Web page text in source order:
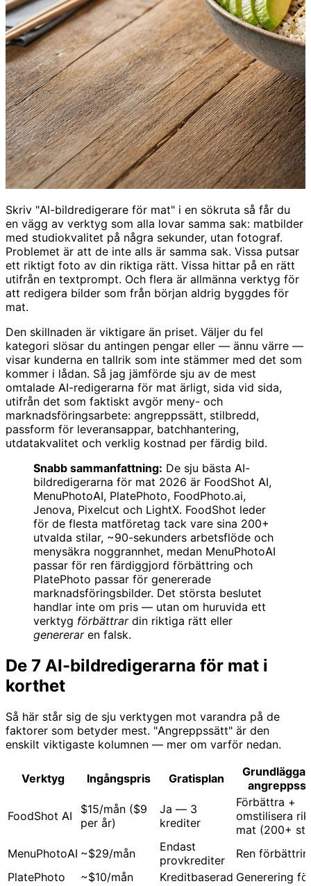
Skriv "AI-bildredigerare för mat" i en sökruta så får du
en vägg av verktyg som alla lovar samma sak: matbilder
med studiokvalitet på några sekunder, utan fotograf.
Problemet är att de inte alls är samma sak. Vissa putsar
ett riktigt foto av din riktiga rätt. Vissa hittar på en rätt
utifrån en textprompt. Och flera är allmänna verktyg för
att redigera bilder som från början aldrig byggdes för
mat.
Den skillnaden är viktigare än priset. Väljer du fel
kategori slösar du antingen pengar eller — ännu värre —
visar kunderna en tallrik som inte stämmer med det som
kommer i lådan. Så jag jämförde sju av de mest
omtalade AI-redigerarna för mat ärligt, sida vid sida,
utifrån det som faktiskt avgör meny- och
marknadsföringsarbete: angreppssätt, stilbredd,
passform för leveransappar, batchhantering,
utdatakvalitet och verklig kostnad per färdig bild.
Snabb sammanfattning: De sju bästa AI-
bildredigerarna för mat 2026 är FoodShot AI,
MenuPhotoAI, PlatePhoto, FoodPhoto.ai,
Jenova, Pixelcut och LightX. FoodShot leder
för de flesta matföretag tack vare sina 200+
utvalda stilar, ~90-sekunders arbetsflöde och
menysäkra noggrannhet, medan MenuPhotoAI
passar för ren färdiggjord förbättring och
PlatePhoto passar för genererade
marknadsföringsbilder. Det största beslutet
handlar inte om pris — utan om huruvida ett
verktyg förbättrardin riktiga rätt eller
genereraren falsk.
De 7 AI-bildredigerarna för mat i
korthet
Så här står sig de sju verktygen mot varandra på de
faktorer som betyder mest. "Angreppssätt" är den
enskilt viktigaste kolumnen — mer om varför nedan.
Verktyg Ingångspris Gratisplan
FoodShot AI
$15/mån ($9
per år)
Ja — 3
krediter
Förbättra +
omstilisera
mat (200+
MenuPhotoAI ~$29/mån
Endast
provkrediter
Ren
PlatePhoto
~$10/mån Kreditbaserad Generering